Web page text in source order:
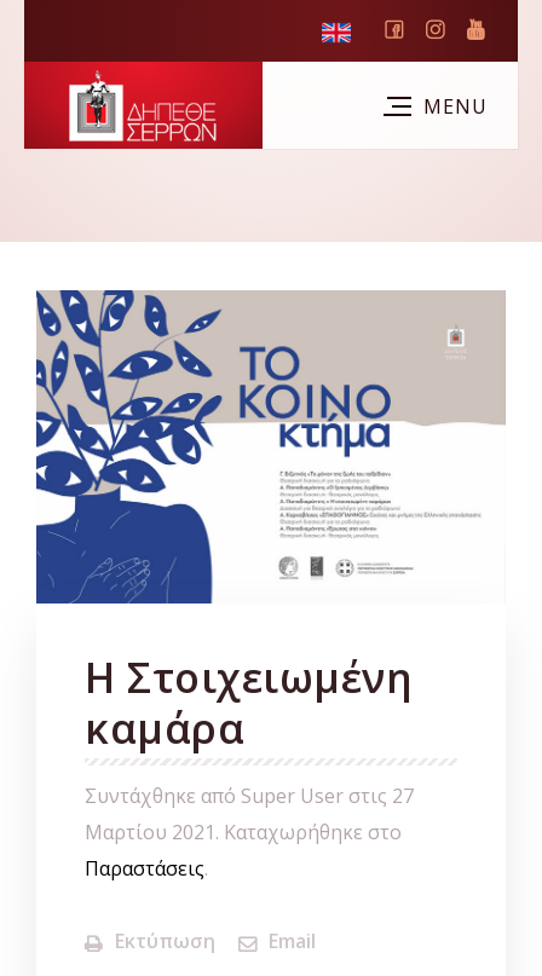
Η Στοιχειωμένη
καμάρα
Συντάχθηκε από Super User στις 27
Μαρτίου 2021. Καταχωρήθηκε στο
Παραστάσεις.
Εκτύπωση Email